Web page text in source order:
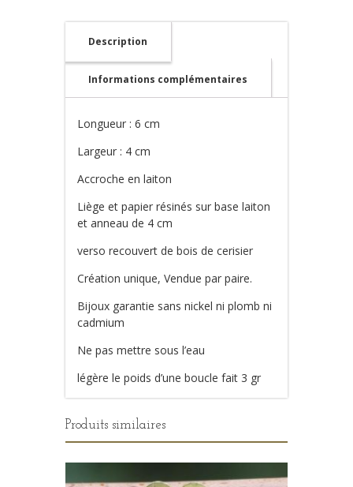
Description
Informations complémentaires
Longueur : 6 cm
Largeur : 4 cm
Accroche en laiton
Liège et papier résinés sur base laiton
et anneau de 4 cm
verso recouvert de bois de cerisier
Création unique, Vendue par paire.
Bijoux garantie sans nickel ni plomb ni
cadmium
Ne pas mettre sous l’eau
légère le poids d’une boucle fait 3 gr
Produits similaires